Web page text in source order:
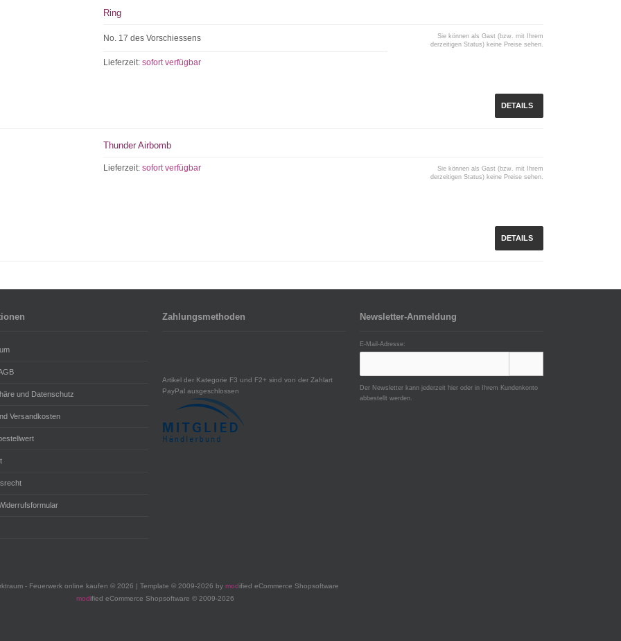
Ring
No. 17 des Vorschiessens
Lieferzeit:sofort verfügbar
Sie können als Gast (bzw. mit Ihrem
derzeitigen Status) keine Preise sehen.
DETAILS
Thunder Airbomb
Lieferzeit:sofort verfügbar
Sie können als Gast (bzw. mit Ihrem
derzeitigen Status) keine Preise sehen.
DETAILS
und Datenschutz
Versandkosten
Zahlungsmethoden
Artikel der Kategorie F3 und F2+ sind von der Zahlart
PayPal ausgeschlossen
Newsletter-Anmeldung
E-Mail-Adresse:
Der Newsletter kann jederzeit hier oder in Ihrem Kundenkonto
abbestellt werden.
- Feuerwerk online kaufen © 2026 | Template © 2009-2026 by modified eCommerce Shopsoftware
modified eCommerce Shopsoftware © 2009-2026